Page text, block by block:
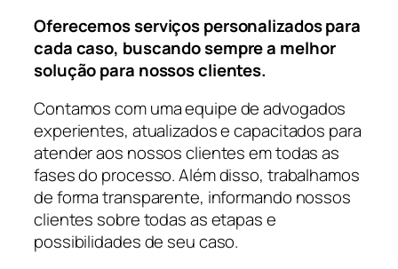
Oferecemos serviços personalizados para
cada caso, buscando sempre a melhor
solução para nossos clientes.
Contamos com uma equipe de advogados
experientes, atualizados e capacitados para
atender aos nossos clientes em todas as
fases do processo. Além disso, trabalhamos
de forma transparente, informando nossos
clientes sobre todas as etapas e
possibilidades de seu caso.